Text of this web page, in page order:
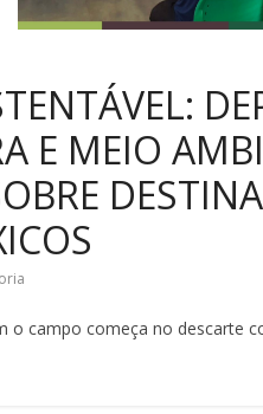
E MEIO
o campo começa no descarte